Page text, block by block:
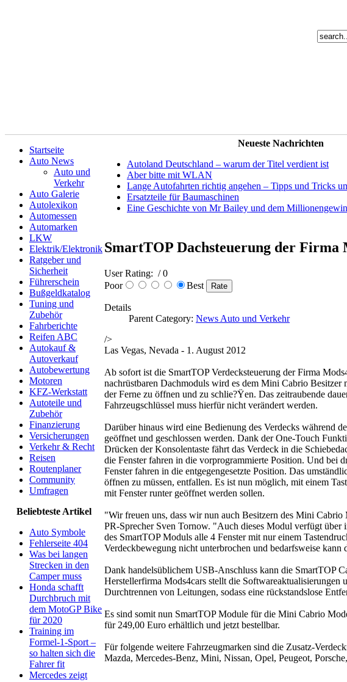
Startseite
Auto News
Auto und
Verkehr
Auto Galerie
Autolexikon
Automessen
Automarken
LKW
Elektrik/Elektronik
Ratgeber und
Sicherheit
Führerschein
Bußgeldkatalog
Tuning und
Zubehör
Fahrberichte
Reifen ABC
Autokauf &
Autoverkauf
Autobewertung
Motoren
KFZ-Werkstatt
Autoteile und
Zubehör
Finanzierung
Versicherungen
Verkehr & Recht
Reisen
Routenplaner
Community
Umfragen
Beliebteste Artikel
Auto Symbole
Fehlerseite 404
Was bei langen
Strecken in den
Camper muss
Honda schafft
Durchbruch mit
dem MotoGP Bike
für 2020
Training im
Formel-1-Sport –
so halten sich die
Fahrer fit
Mercedes zeigt
Neueste Nachrichten
Autoland Deutschland – warum der Titel verdient ist
Aber bitte mit WLAN
Lange Autofahrten richtig angehen – Tipps und Tricks
Ersatzteile für Baumaschinen
Eine Geschichte von Mr Bailey und dem
SmartTOP Dachsteuerung der
User Rating: / 0
Poor
Best
Details
Parent Category: News Auto und Verkehr
/>
Las Vegas, Nevada - 1. August 2012
Ab sofort ist die SmartTOP Verdecksteuerung der Firma
nachrüstbaren Dachmoduls wird es dem Mini Cabrio Besitzer
der Ferne zu öffnen und zu schlie?Ÿen. Das zeitraubende
Fahrzeugschlüssel muss hierfür nicht verändert werden.
Darüber hinaus wird eine Bedienung des Verdecks während
geöffnet und geschlossen werden. Dank der One-Touch
Drücken der Konsolentaste fährt das Verdeck in die
die Fenster fahren in die vorprogrammierte Position. Und bei
Fenster fahren in die entgegengesetzte Position. Das
öffnen zu müssen, entfallen. Es ist nun möglich, mit einem
mit Fenster runter geöffnet werden sollen.
"Wir freuen uns, dass wir nun auch Besitzern des Mini
PR-Sprecher Sven Tornow. "Auch dieses Modul verfügt
des SmartTOP Moduls alle 4 Fenster mit nur einem
Verdeckbewegung nicht unterbrochen und bedarfsweise
Dank handelsüblichem USB-Anschluss kann die SmartTOP
Herstellerfirma Mods4cars stellt die
Durchtrennen von Leitungen, sodass eine rückstandslose
Es sind somit nun SmartTOP Module für die Mini Cabrio
für 249,00 Euro erhältlich und jetzt bestellbar.
Für folgende weitere Fahrzeugmarken sind die Zusatz-
Mazda, Mercedes-Benz, Mini, Nissan, Opel, Peugeot,